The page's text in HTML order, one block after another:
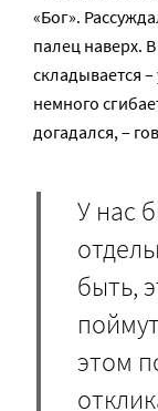
«Бог».
палец наверх.
складывается
немного
догадался, –
У нас
быть,
этом